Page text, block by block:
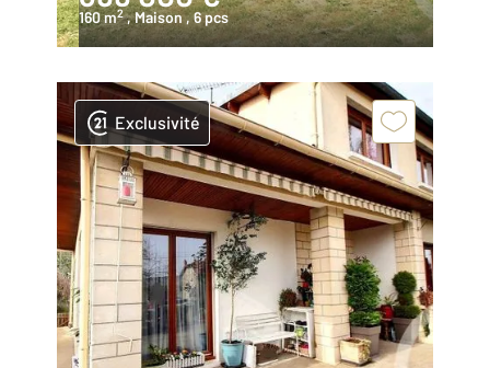
160 m2 , Maison, 6 pcs
Exclusivité